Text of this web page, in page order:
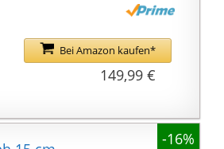
Matratze, die perfekt zu
dem Bett passt. Die
Abmessungen des
ZUSÄTZLICHER
STAURAUM - Dank der
Bei Amazon kaufen*
149,99 €
-16%